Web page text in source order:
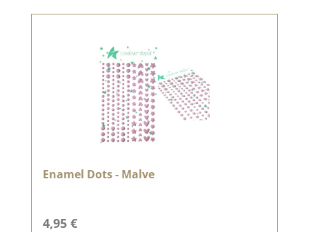
Enamel Dots - Malve
Regulärer Preis:
4,95 €